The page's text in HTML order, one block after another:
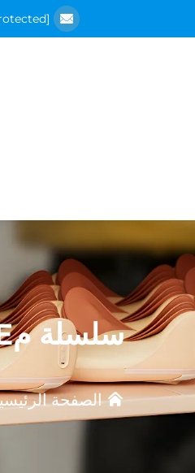
[email protected]
سلسلة مASSAGE الورك
الصفحة